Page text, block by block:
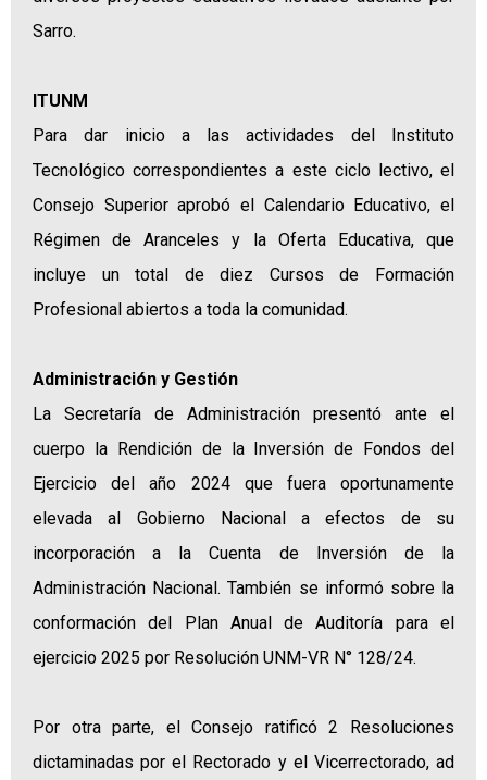
Sarro.
ITUNM
Para dar inicio a las actividades del Instituto
Tecnológico correspondientes a este ciclo lectivo, el
Consejo Superior aprobó el Calendario Educativo, el
Régimen de Aranceles y la Oferta Educativa, que
incluye un total de diez Cursos de Formación
Profesional abiertos a toda la comunidad.
Administración y Gestión
La Secretaría de Administración presentó ante el
cuerpo la Rendición de la Inversión de Fondos del
Ejercicio del año 2024 que fuera oportunamente
elevada al Gobierno Nacional a efectos de su
incorporación a la Cuenta de Inversión de la
Administración Nacional. También se informó sobre la
conformación del Plan Anual de Auditoría para el
ejercicio 2025 por Resolución UNM-VR N° 128/24.
Por otra parte, el Consejo ratificó 2 Resoluciones
dictaminadas por el Rectorado y el Vicerrectorado, ad